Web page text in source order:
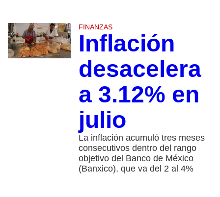
FINANZAS
Inflación
desacelera
a 3.12% en
julio
La inflación acumuló tres meses
consecutivos dentro del rango
objetivo del Banco de México
(Banxico), que va del 2 al 4%